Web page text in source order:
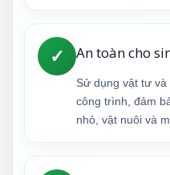
✓ An toàn cho
Sử dụng vật tư
công trình, đảm
nhỏ, vật nuôi và